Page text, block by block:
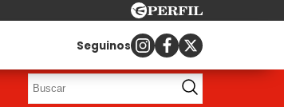
Seguinos